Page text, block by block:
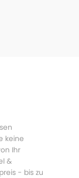
keine
Ihr
&
- bis zu